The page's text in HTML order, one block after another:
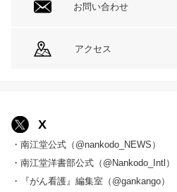
お問い合わせ
アクセス
X
・南江堂公式（@nankodo_NEWS）
・南江堂洋書部公式（@Nankodo_Intl）
・『がん看護』編集室（@gankango）